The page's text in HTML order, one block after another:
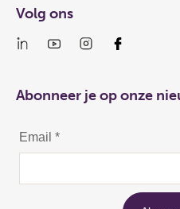
Volg ons
Abonneer je op onze